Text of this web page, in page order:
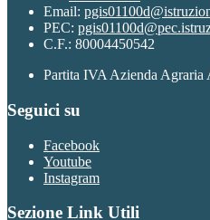
Email:
PEC:
C.F.: 80004450542
Partita IVA Azienda Agraria
Seguici su
Facebook
Youtube
Instagram
Sezione Link Utili